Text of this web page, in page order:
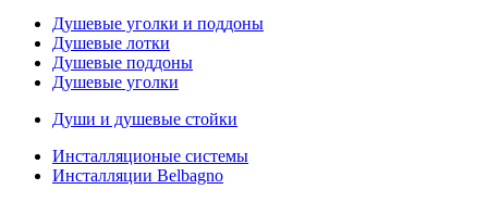
Душевые уголки и поддоны
Душевые лотки
Душевые поддоны
Душевые уголки
Души и душевые стойки
Инсталляционые системы
Инсталляции Belbagno